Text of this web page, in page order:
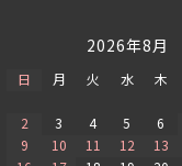
2026年8月
日 月 火 水 木
2
3 4 5 6
9
10 11 12 13